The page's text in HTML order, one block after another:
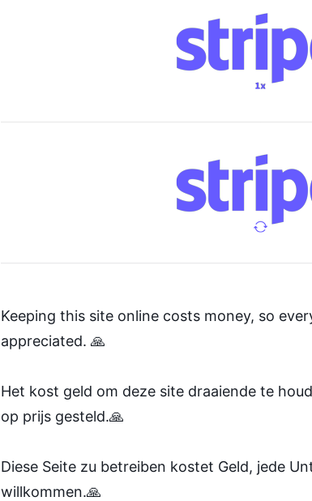
Keeping this site online costs money, so
appreciated. 🙏
Het kost geld om deze site draaiende te
op prijs gesteld.🙏
Diese Seite zu betreiben kostet Geld, jede
willkommen.🙏